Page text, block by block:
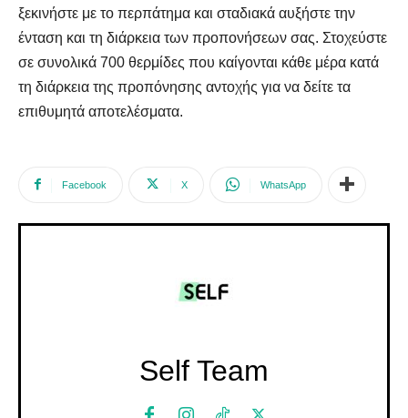
ξεκινήστε με το περπάτημα και σταδιακά αυξήστε την
ένταση και τη διάρκεια των προπονήσεων σας. Στοχεύστε
σε συνολικά 700 θερμίδες που καίγονται κάθε μέρα κατά
τη διάρκεια της προπόνησης αντοχής για να δείτε τα
επιθυμητά αποτελέσματα.
Facebook X WhatsApp
Self Team